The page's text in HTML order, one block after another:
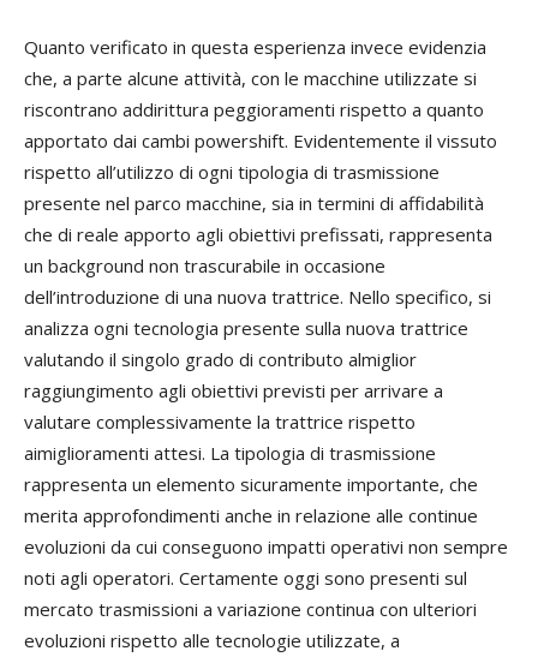
Quanto verificato in questa esperienza invece evidenzia
che, a parte alcune attività, con le macchine utilizzate si
riscontrano addirittura peggioramenti rispetto a quanto
apportato dai cambi powershift. Evidentemente il vissuto
rispetto all’utilizzo di ogni tipologia di trasmissione
presente nel parco macchine, sia in termini di affidabilità
che di reale apporto agli obiettivi prefissati, rappresenta
un background non trascurabile in occasione
dell’introduzione di una nuova trattrice. Nello specifico, si
analizza ogni tecnologia presente sulla nuova trattrice
valutando il singolo grado di contributo almiglior
raggiungimento agli obiettivi previsti per arrivare a
valutare complessivamente la trattrice rispetto
aimiglioramenti attesi. La tipologia di trasmissione
rappresenta un elemento sicuramente importante, che
merita approfondimenti anche in relazione alle continue
evoluzioni da cui conseguono impatti operativi non sempre
noti agli operatori. Certamente oggi sono presenti sul
mercato trasmissioni a variazione continua con ulteriori
evoluzioni rispetto alle tecnologie utilizzate, a